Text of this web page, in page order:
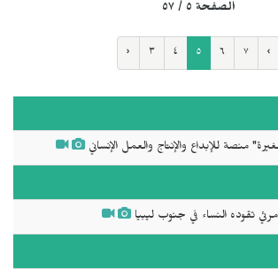
الصفحة ٥ / ٥٧
‹ ٣ ٤ ٥ ٦ ٧ ›
منصة للإبداع والإنتاج والعمل الإنساني
تقوده النساء في جنوب ليبيا